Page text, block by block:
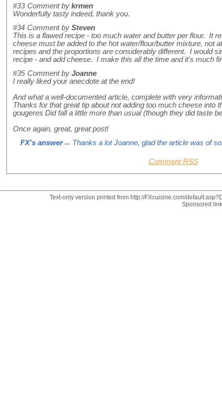
#33 Comment by krmen
Wonderfully tasty indeed, thank you.
#34 Comment by Steven
This is a flawed recipe - too much water and butter per flour. It
cheese must be added to the hot water/flour/butter mixture, not
recipes and the proportions are considerably different. I would
recipe - and add cheese. I make this all the time and it's much
#35 Comment by Joanne
I really liked your anecdote at the end!
And what a well-documented article, complete with very
Thanks for that great tip about not adding too much cheese into
gougeres Did fall a little more than usual (though they did taste
Once again, great, great post!
FX's answer→ Thanks a lot Joanne, glad the article was of
Comment RSS
Text-only version printed from http://FXcuisine.com/
Sponsored